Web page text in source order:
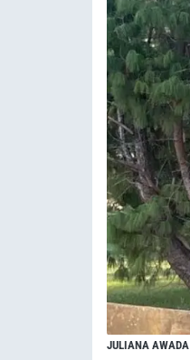
JULIANA AWADA